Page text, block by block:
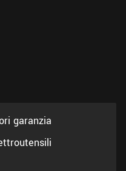
garanzia